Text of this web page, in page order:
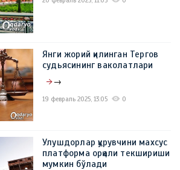
Янги жорий қилинган Тергов
судьясининг ваколатлари
→
19 февраль 2025, 13:05 0
Улушдорлар қурувчини махсус
платформа орқали текшириши
мумкин бўлади